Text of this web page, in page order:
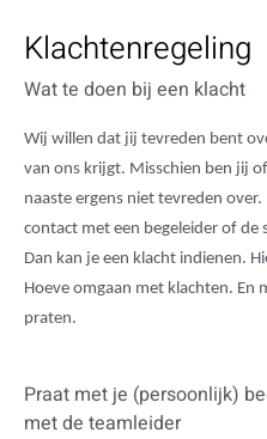
Klachtenregeling
Wat te doen bij een klacht
Wij willen dat jij tevreden bent
van ons krijgt. Misschien ben jij
naaste ergens niet tevreden
contact met een begeleider of
Dan kan je een klacht indienen.
Hoeve omgaan met klachten. En
praten.
Praat met je (persoonlijk)
met de teamleider